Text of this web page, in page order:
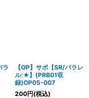
ラ
【OP】サボ【SR/パラレ
ル:★】(PRB01収
録)OP05-007
200円(税込)